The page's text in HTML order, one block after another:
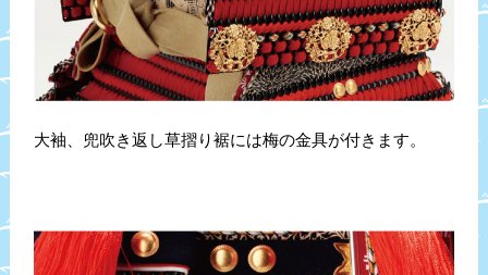
大袖、兜吹き返し草摺り裾には梅の金具が付きます。